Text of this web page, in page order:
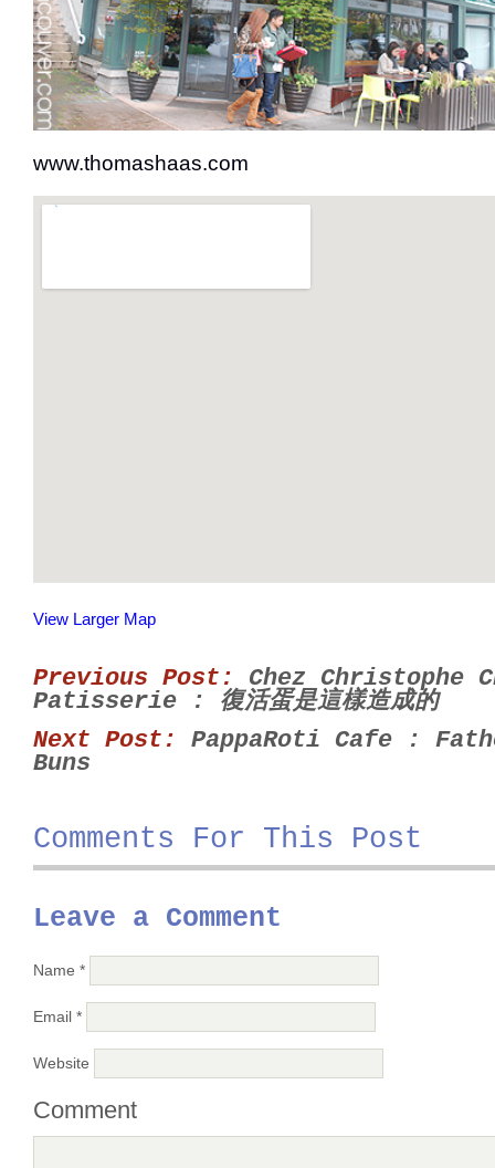
www.thomashaas.com
View Larger Map
Previous Post: Chez Christophe
Patisserie : 復活蛋是這樣造成的
Next Post: PappaRoti Cafe :
Buns
Comments For This Post
Leave a Comment
Name *
Email *
Website
Comment